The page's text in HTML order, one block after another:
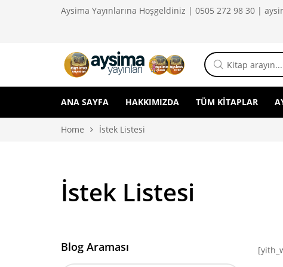
Aysima Yayınlarına Hoşgeldiniz | 0505 272 98 30 |
ANA SAYFA HAKKIMIZDA TÜM KITAPLAR
Home İstek Listesi
İstek Listesi
Blog Araması